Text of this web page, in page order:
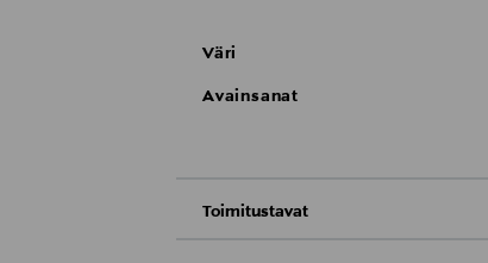
Väri
Avainsanat
Toimitustavat